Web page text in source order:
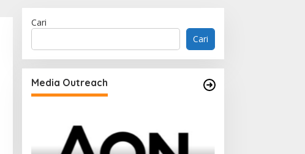
Cari
Cari
Media Outreach
Memperluas